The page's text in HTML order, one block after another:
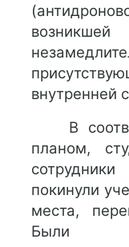
внутренней
В
планом,
покинули
места,
Были